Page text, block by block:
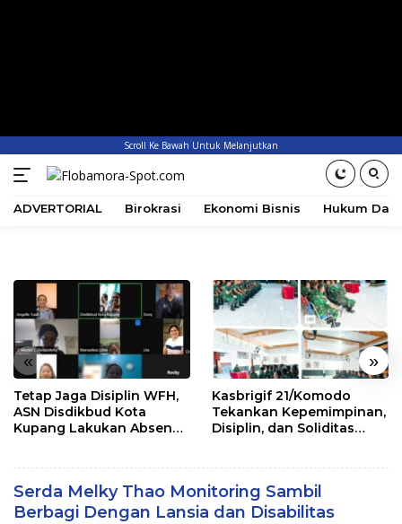
Scroll Ke Bawah Untuk Melanjutkan
ADVERTORIAL Birokrasi Ekonomi Bisnis Hukum
« »
Tetap Jaga Disiplin WFH,
ASN Disdikbud Kota
Kupang Lakukan Absen
Kasbrigif 21/Komodo
Tekankan Kepemimpinan,
Disiplin, dan Soliditas
Serda Melky Thao Monitoring Sambil
Berbagi Dengan Lansia dan Disabilitas